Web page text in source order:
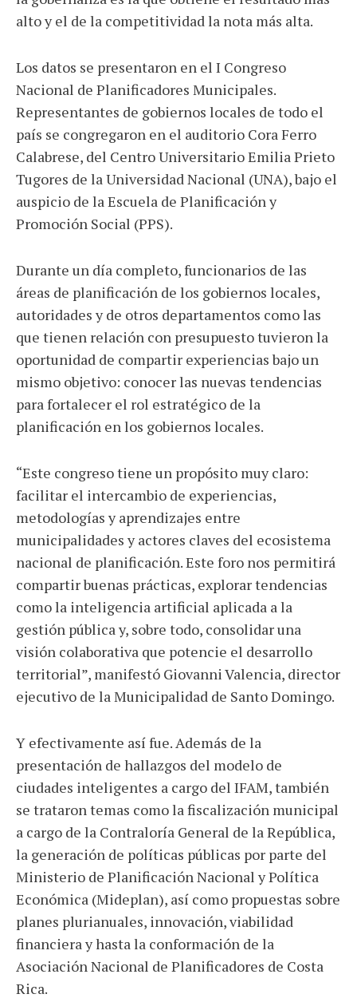
alto y el de la competitividad la nota más alta.
Los datos se presentaron en el I Congreso
Nacional de Planificadores Municipales.
Representantes de gobiernos locales de todo el
país se congregaron en el auditorio Cora Ferro
Calabrese, del Centro Universitario Emilia Prieto
Tugores de la Universidad Nacional (UNA), bajo el
auspicio de la Escuela de Planificación y
Promoción Social (PPS).
Durante un día completo, funcionarios de las
áreas de planificación de los gobiernos locales,
autoridades y de otros departamentos como las
que tienen relación con presupuesto tuvieron la
oportunidad de compartir experiencias bajo un
mismo objetivo: conocer las nuevas tendencias
para fortalecer el rol estratégico de la
planificación en los gobiernos locales.
“Este congreso tiene un propósito muy claro:
facilitar el intercambio de experiencias,
metodologías y aprendizajes entre
municipalidades y actores claves del ecosistema
nacional de planificación. Este foro nos permitirá
compartir buenas prácticas, explorar tendencias
como la inteligencia artificial aplicada a la
gestión pública y, sobre todo, consolidar una
visión colaborativa que potencie el desarrollo
territorial”, manifestó Giovanni Valencia, director
ejecutivo de la Municipalidad de Santo Domingo.
Y efectivamente así fue. Además de la
presentación de hallazgos del modelo de
ciudades inteligentes a cargo del IFAM, también
se trataron temas como la fiscalización municipal
a cargo de la Contraloría General de la República,
la generación de políticas públicas por parte del
Ministerio de Planificación Nacional y Política
Económica (Mideplan), así como propuestas sobre
planes plurianuales, innovación, viabilidad
financiera y hasta la conformación de la
Asociación Nacional de Planificadores de Costa
Rica.